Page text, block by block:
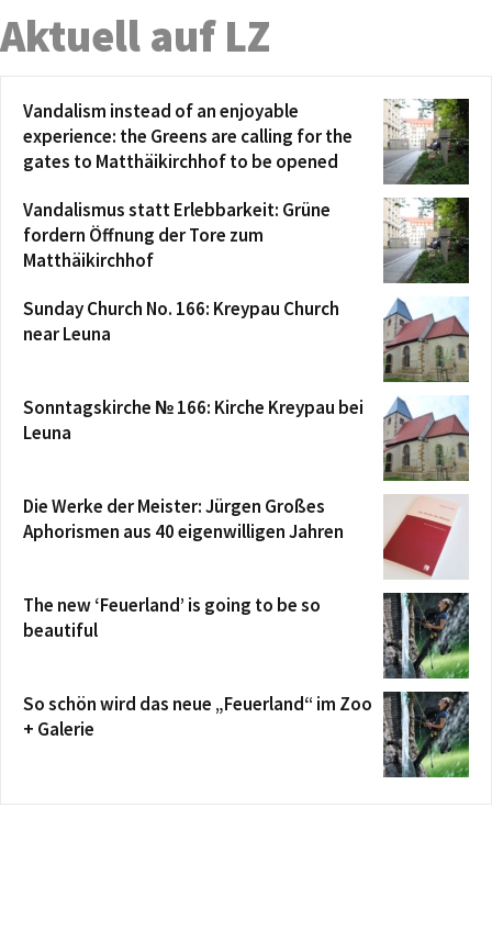
Aktuell auf LZ
Vandalism instead of an enjoyable
experience: the Greens are calling for the
gates to Matthäikirchhof to be opened
Vandalismus statt Erlebbarkeit: Grüne
fordern Öffnung der Tore zum
Matthäikirchhof
Sunday Church No. 166: Kreypau Church
near Leuna
Sonntagskirche № 166: Kirche Kreypau bei
Leuna
Die Werke der Meister: Jürgen Großes
Aphorismen aus 40 eigenwilligen Jahren
The new ‘Feuerland’ is going to be so
beautiful
So schön wird das neue „Feuerland“ im Zoo
+ Galerie